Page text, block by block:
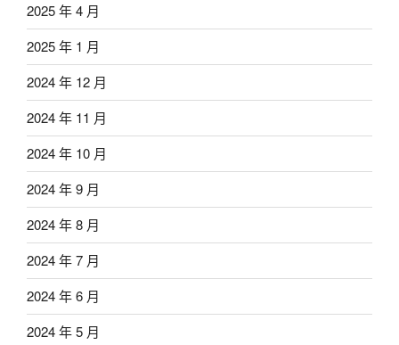
2025 年 4 月
2025 年 1 月
2024 年 12 月
2024 年 11 月
2024 年 10 月
2024 年 9 月
2024 年 8 月
2024 年 7 月
2024 年 6 月
2024 年 5 月